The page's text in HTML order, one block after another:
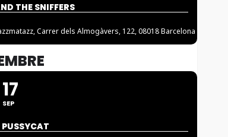
THE SNIFFERS
, Carrer dels Almogàvers, 122, 08018 Barcelona
17
SEP
PUSSYCAT